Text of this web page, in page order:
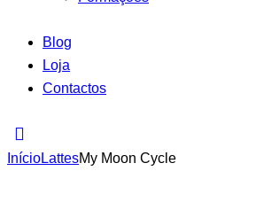
Blog
Loja
Contactos
InícioLattesMy Moon Cycle